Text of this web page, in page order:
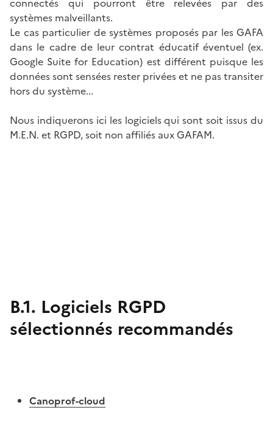
systèmes malveillants.
Le cas particulier de systèmes proposés par les GAFA
dans le cadre de leur contrat éducatif éventuel (ex.
Google Suite for Education) est différent puisque les
données sont sensées rester privées et ne pas transiter
hors du système...
Nous indiquerons ici les logiciels qui sont soit issus du
M.E.N. et RGPD, soit non affiliés aux GAFAM.
B.1. Logiciels RGPD
sélectionnés recommandés
Canoprof-cloud